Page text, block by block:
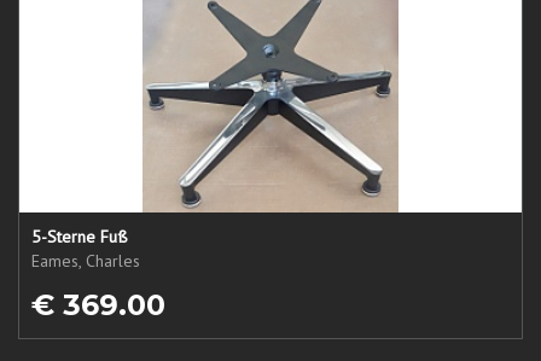
5-Sterne Fuß
Eames, Charles
€ 369.00